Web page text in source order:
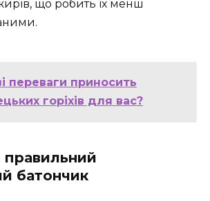
що робить їх менш
переваги приносить
горіхів для вас?
правильний
батончик